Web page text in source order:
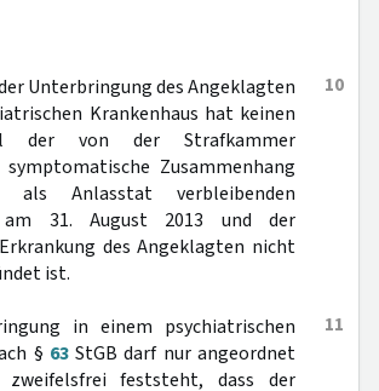
10
Unterbringung des Angeklagten
Krankenhaus hat keinen
der von der Strafkammer
Zusammenhang
als Anlasstat verbleibenden
am 31. August 2013 und der
des Angeklagten nicht
ist.
11
in einem psychiatrischen
§ 63StGB darf nur angeordnet
zweifelsfrei feststeht, dass der